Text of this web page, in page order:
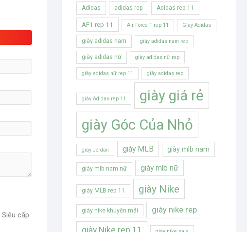
Siêu cấp
Adidas adidas rep Adidas rep 11
AF1 rep 11 Air Force 1 rep 11 Giày Adidas
giày adidas nam giày adidas nam rep
giày adidas nữ giày adidas nữ rep
giày adidas nữ rep 11 giày adidas rep
giày Adidas rep 11
giày giá rẻ
giày Góc Của Nhỏ
giày Jordan giày MLB giày mlb nam
giày mlb nam nữ giày mlb nữ
giày MLB rep 11 giày Nike
giày nike khuyến mãi giày nike rep
giày Nike rep 11